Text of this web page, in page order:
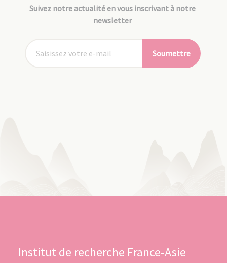
Suivez notre actualité en vous inscrivant à notre
newsletter
Soumettre
Institut de recherche France-Asie